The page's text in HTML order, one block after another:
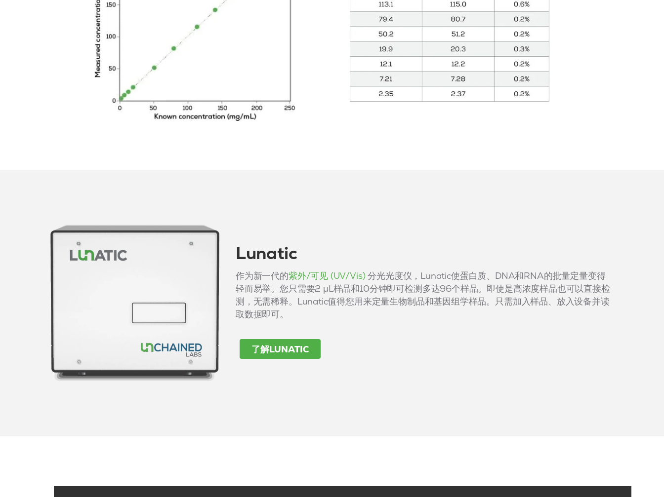
Lunatic
作为新一代的紫外/可见 (UV/Vis)分光光度仪，Lunatic使蛋白质、DNA和RNA的批量定量变得
轻而易举。您只需要2 μL样品和10分钟即可检测多达96个样品。即使是高浓度样品也可以直接检
测，无需稀释。Lunatic值得您用来定量生物制品和基因组学样品。只需加入样品、放入设备并读
取数据即可。
了解LUNATIC